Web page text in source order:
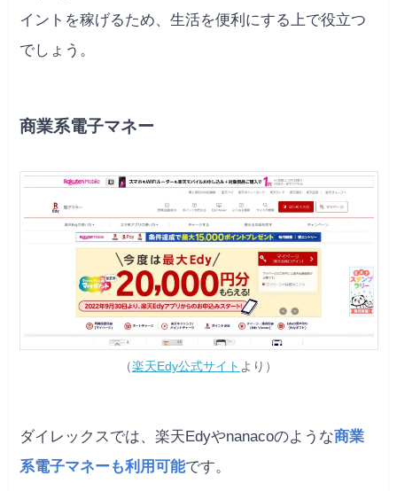
イントを稼げるため、生活を便利にする上で役立つ
でしょう。
商業系電子マネー
（楽天Edy公式サイト より）
ダイレックスでは、楽天Edyやnanacoのような商業
系電子マネーも利用可能です。